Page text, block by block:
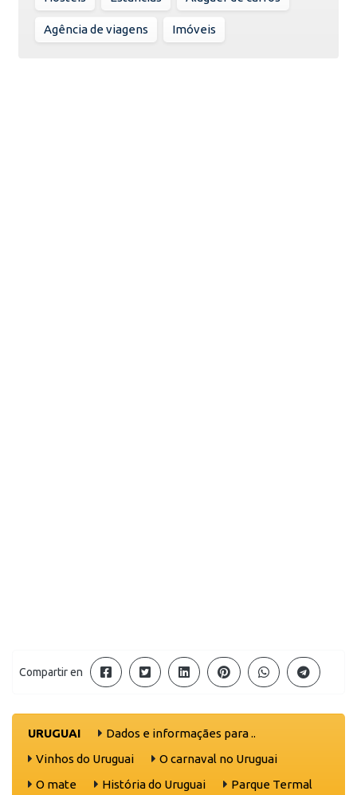
Agência de viagens Imóveis
Compartir en
URUGUAI
Dados e informaçães para ..
Vinhos do Uruguai
O carnaval no Uruguai
O mate
História do Uruguai
Parque Termal